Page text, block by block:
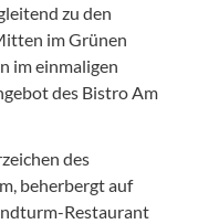
zu den
im Grünen
im einmaligen
des Bistro Am
des
beherbergt auf
Restaurant